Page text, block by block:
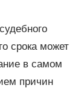
срока может
в самом
причин